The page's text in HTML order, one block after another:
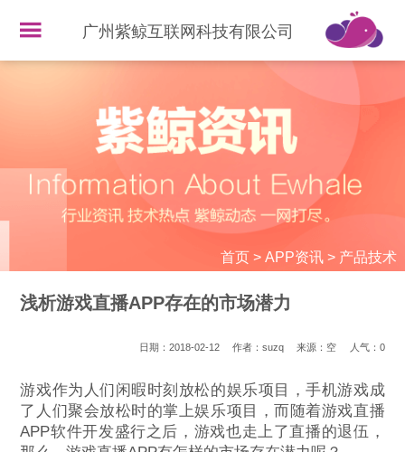
广州紫鲸互联网科技有限公司
首页> APP资讯> 产品技术
浅析游戏直播APP存在的市场潜力
日期：2018-02-12 作者：suzq 来源：空 人气： 0
游戏作为人们闲暇时刻放松的娱乐项目，手机游戏成
了人们聚会放松时的掌上娱乐项目，而随着游戏直播
APP软件开发盛行之后，游戏也走上了直播的退伍，